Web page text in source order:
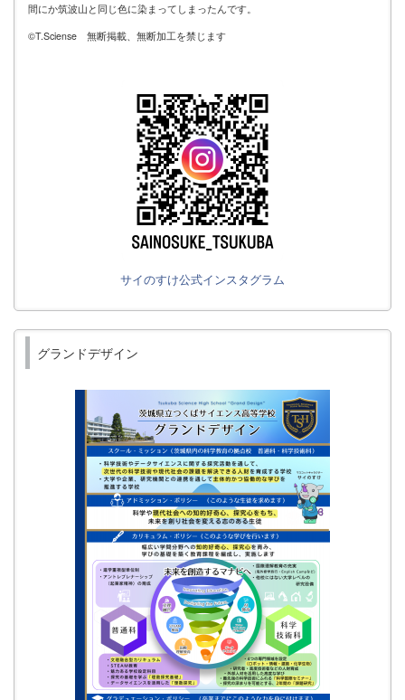
間にか筑波山と同じ色に染まってしまったんです。
©T.Sciense 無断掲載、無断加工を禁じます
サイのすけ公式インスタグラム
グランドデザイン